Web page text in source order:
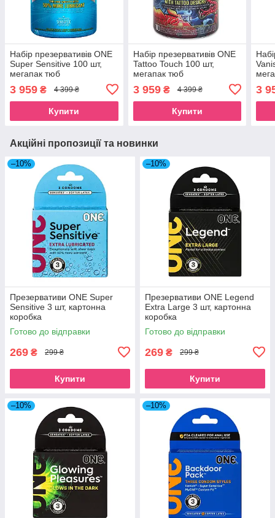
Набір презервативів ONE
Super Sensitive 100 шт,
мегапак тюб
3 959 ₴ 4 399 ₴
Купити
Набір презервативів ONE
Tattoo Touch 100 шт,
мегапак тюб
3 959₴ 4 399 ₴
Купити
3
Акційні пропозиції та новинки
–10%
Презервативи ONE Super
Sensitive 3 шт, картонна
коробка
Готово до відправки
269 ₴ 299 ₴
Купити
–10%
Презервативи ONE Legend
Extra Large 3 шт, картонна
коробка
Готово до відправки
269 ₴ 299 ₴
Купити
–10% –10%